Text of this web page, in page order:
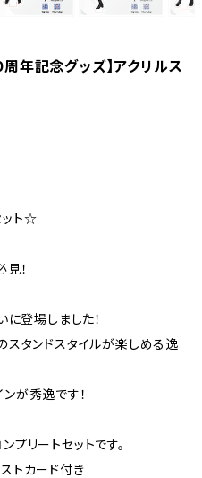
周年記念グッズ】アクリルス
ット☆
！
登場しました！
スタンドスタイルが楽しめる逸
が秀逸です！
プリートセットです。
トカード付き